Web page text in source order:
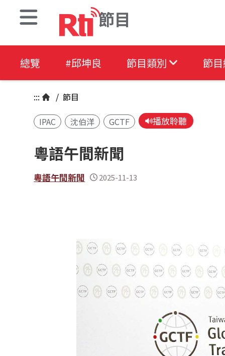
節目
總覽 #邱坤良 節目類別 節
::: / 節目
IPAC 沈伯洋 GCTF 播放聆聽
粵語午間新聞
粵語午間新聞 2025-11-13